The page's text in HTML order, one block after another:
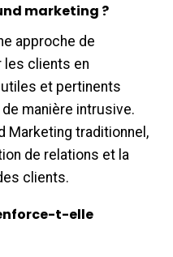
marketing ?
approche de
les clients en
et pertinents
manière intrusive.
Marketing traditionnel,
de relations et la
clients.
t-elle